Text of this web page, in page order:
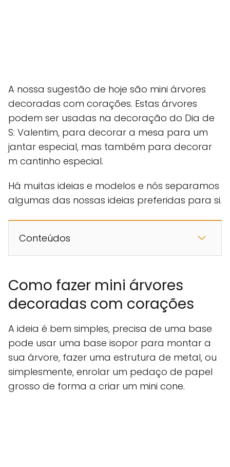
A nossa sugestão de hoje são mini árvores
decoradas com corações. Estas árvores
podem ser usadas na decoração do Dia de
S: Valentim, para decorar a mesa para um
jantar especial, mas também para decorar
m cantinho especial.
Há muitas ideias e modelos e nós separamos
algumas das nossas ideias preferidas para si.
Conteúdos
Como fazer mini árvores
decoradas com corações
A ideia é bem simples, precisa de uma base
pode usar uma base isopor para montar a
sua árvore, fazer uma estrutura de metal, ou
simplesmente, enrolar um pedaço de papel
grosso de forma a criar um mini cone.